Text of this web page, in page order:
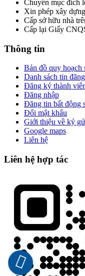
Chuyển mục đích
Xin phép xây dựng
Cấp sở hữu nhà
Cấp lại Giấy
Thông tin
Bản đồ quy hoạch
Danh sách tin đăng
Đăng ký thành
Đăng nhập
Đăng tin bất động
Đổi mật khẩu
Giới thiệu về ký
Google maps
Liên hệ
Liên hệ hợp tác